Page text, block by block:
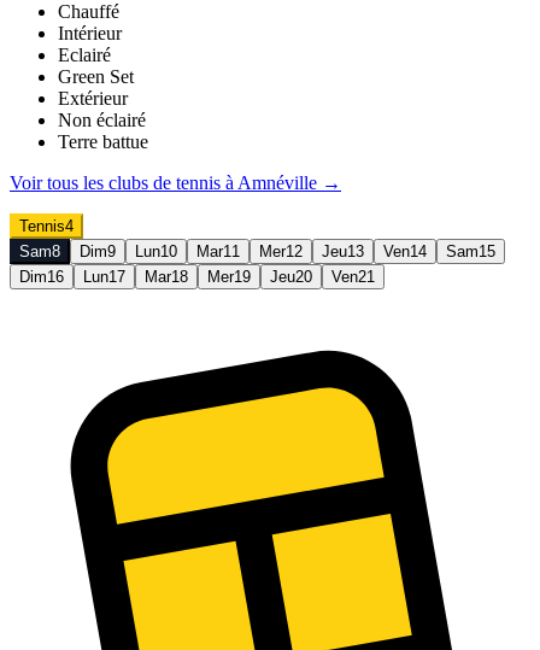
Chauffé
Intérieur
Eclairé
Green Set
Extérieur
Non éclairé
Terre battue
Voir tous les clubs de tennis à Amnéville →
Tennis4
Sam8 Dim9 Lun10 Mar11 Mer12 Jeu13 Ven14 Sam15
Dim16 Lun17 Mar18 Mer19 Jeu20 Ven21